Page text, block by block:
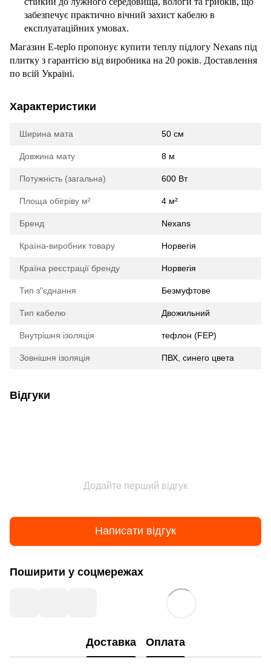
забезпечує практично вічний захист кабелю в
експлуатаційних умовах.
Магазин E-teplo пропонує купити теплу підлогу Nexans під
плитку з гарантією від виробника на 20 років. Доставлення
по всій Україні.
Характеристики
Ширина мата 50 см
Довжина мату 8 м
Потужність (загальна) 600 Вт
Площа обігріву м² 4 м²
Бренд Nexans
Країна-виробник товару Норвегія
Країна реєстрації бренду Норвегія
Тип з"єднання Безмуфтове
Тип кабелю Двожильний
Внутрішня ізоляція тефлон (FEP)
Зовнішня ізоляція ПВХ, синего цвета
Відгуки
Додайте перший відгук
Написати відгук
Поширити у соцмережах
Доставка Оплата